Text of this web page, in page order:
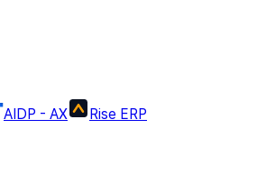
AIDP - AX Rise ERP